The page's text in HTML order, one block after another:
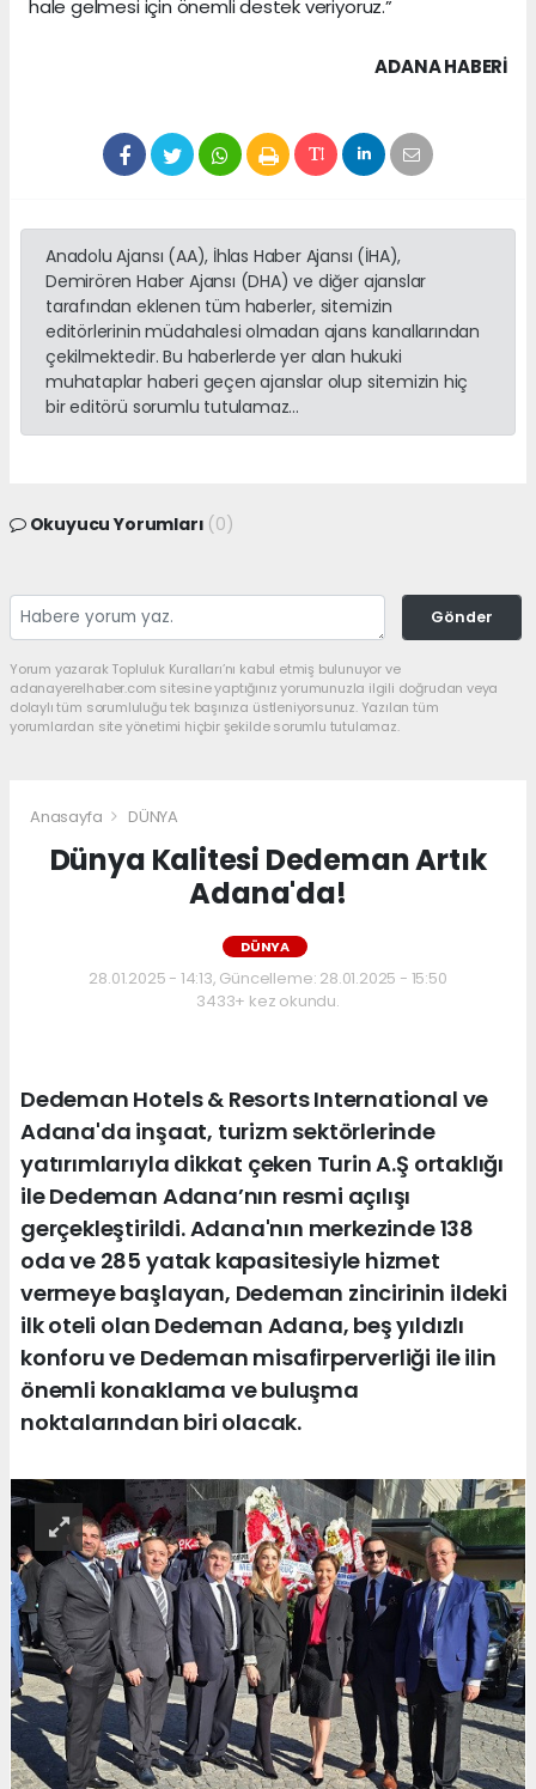
hale gelmesi için önemli destek veriyoruz.”
ADANA HABERİ
Anadolu Ajansı (AA), İhlas Haber Ajansı (İHA),
Demirören Haber Ajansı (DHA) ve diğer ajanslar
tarafından eklenen tüm haberler, sitemizin
editörlerinin müdahalesi olmadan ajans kanallarından
çekilmektedir. Bu haberlerde yer alan hukuki
muhataplar haberi geçen ajanslar olup sitemizin hiç
bir editörü sorumlu tutulamaz...
Okuyucu Yorumları (0)
Gönder
Yorum yazarak Topluluk Kuralları’nı kabul etmiş bulunuyor ve
adanayerelhaber.com sitesine yaptığınız yorumunuzla ilgili doğrudan veya
dolaylı tüm sorumluluğu tek başınıza üstleniyorsunuz. Yazılan tüm
yorumlardan site yönetimi hiçbir şekilde sorumlu tutulamaz.
Anasayfa DÜNYA
Dünya Kalitesi Dedeman Artık
Adana'da!
DÜNYA
28.01.2025 - 14:13, Güncelleme: 28.01.2025 - 15:50
3433+ kez okundu.
Dedeman Hotels & Resorts International ve
Adana'da inşaat, turizm sektörlerinde
yatırımlarıyla dikkat çeken Turin A.Ş ortaklığı
ile Dedeman Adana’nın resmi açılışı
gerçekleştirildi. Adana'nın merkezinde 138
oda ve 285 yatak kapasitesiyle hizmet
vermeye başlayan, Dedeman zincirinin ildeki
ilk oteli olan Dedeman Adana, beş yıldızlı
konforu ve Dedeman misafirperverliği ile ilin
önemli konaklama ve buluşma
noktalarından biri olacak.